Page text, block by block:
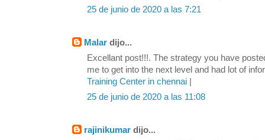
25 de junio de 2020 a las 7:21
Malar dijo...
Excellant post!!!. The strategy you have
me to get into the next level and had lot of
Training Center in chennai
25 de junio de 2020 a las 11:08
rajinikumar dijo...